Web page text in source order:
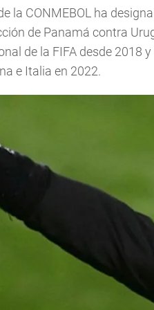
la CONMEBOL ha
de Panamá contra
de la FIFA desde 2018
e Italia en 2022.